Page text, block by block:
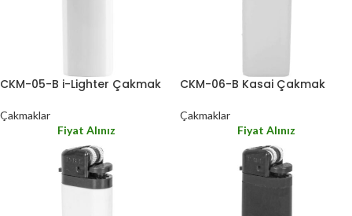
CKM-05-B i-Lighter Çakmak
Çakmaklar
Fiyat Alınız
CKM-06-B Kasai Çakmak
Çakmaklar
Fiyat Alınız